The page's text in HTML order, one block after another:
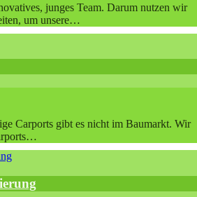
junges Team. Darum nutzen wir
um unsere…
Carports gibt es nicht im Baumarkt. Wir